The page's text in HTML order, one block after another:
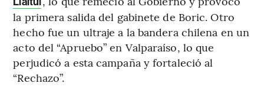
la primera salida del gabinete de Boric. Otro
hecho fue un ultraje a la bandera chilena en un
acto del “Apruebo” en Valparaíso, lo que
perjudicó a esta campaña y fortaleció al
“Rechazo”.